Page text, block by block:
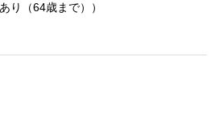
り（64歳まで））